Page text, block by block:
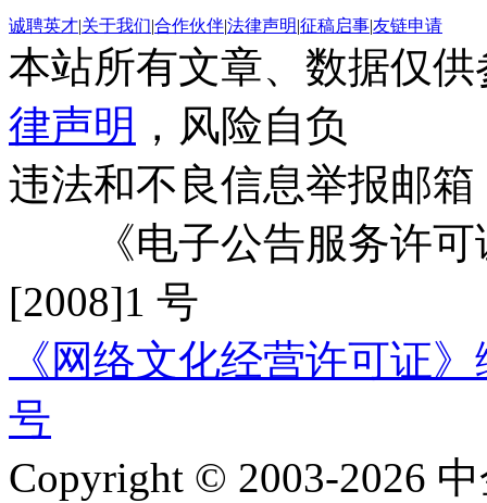
诚聘英才|关于我们|合作伙伴|法律声明|征稿启事|友链申请
本站所有文章、数据仅
律声明 ，风险自负
违法和不良信息举报邮箱
《电子公告服务许可
[2008]1 号
《网络文化经营许可证
号
Copyright © 2003-2026